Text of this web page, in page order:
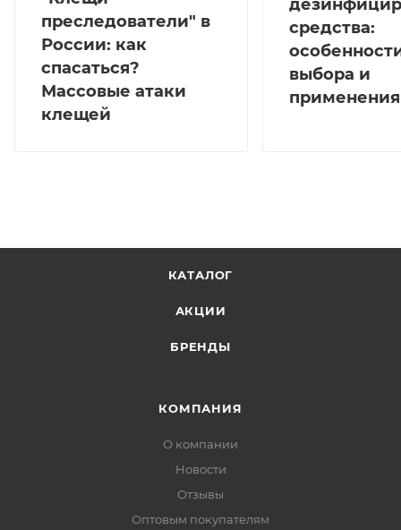
преследователи" в
России: как
спасаться?
Массовые атаки
клещей
средства:
выбора и
применения
КАТАЛОГ
АКЦИИ
БРЕНДЫ
КОМПАНИЯ
О компании
Новости
Отзывы
Оптовым покупателям